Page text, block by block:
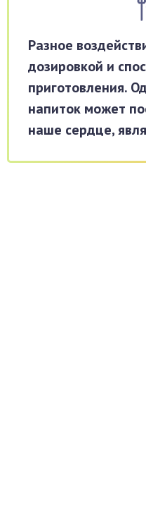
Разное
дозировкой и
приготовления.
напиток может
наше сердце,